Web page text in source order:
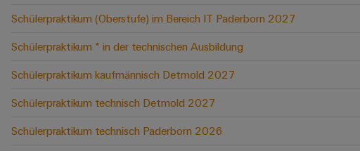
Schülerpraktikum (Oberstufe) im Bereich IT Paderborn 2027
Schülerpraktikum * in der technischen Ausbildung
Schülerpraktikum kaufmännisch Detmold 2027
Schülerpraktikum technisch Detmold 2027
Schülerpraktikum technisch Paderborn 2026